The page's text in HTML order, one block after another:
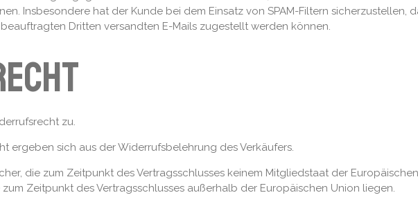
Insbesondere hat der Kunde bei dem Einsatz von SPAM-Filtern sicherzustellen,
Dritten versandten E-Mails zugestellt werden können.
zu.
ergeben sich aus der Widerrufsbelehrung des Verkäufers.
die zum Zeitpunkt des Vertragsschlusses keinem Mitgliedstaat der
Zeitpunkt des Vertragsschlusses außerhalb der Europäischen Union liegen.